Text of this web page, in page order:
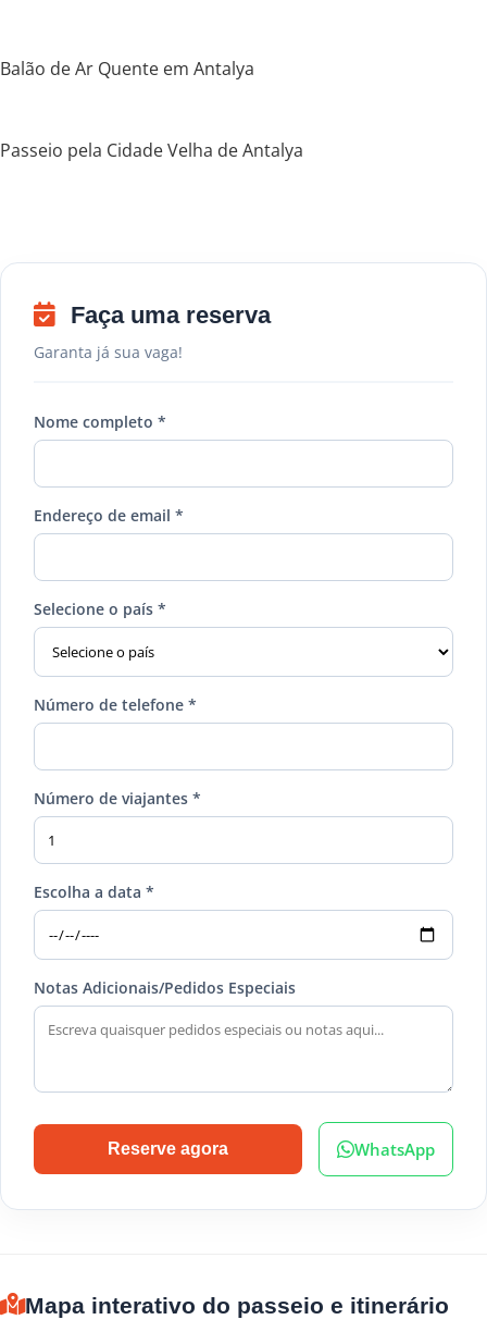
Balão de Ar Quente em Antalya
Passeio pela Cidade Velha de Antalya
Faça uma reserva
Garanta já sua vaga!
Nome completo *
Endereço de email *
Selecione o país *
Número de telefone *
Número de viajantes *
Escolha a data *
Notas Adicionais/Pedidos Especiais
Reserve agora WhatsApp
Mapa interativo do passeio e itinerário